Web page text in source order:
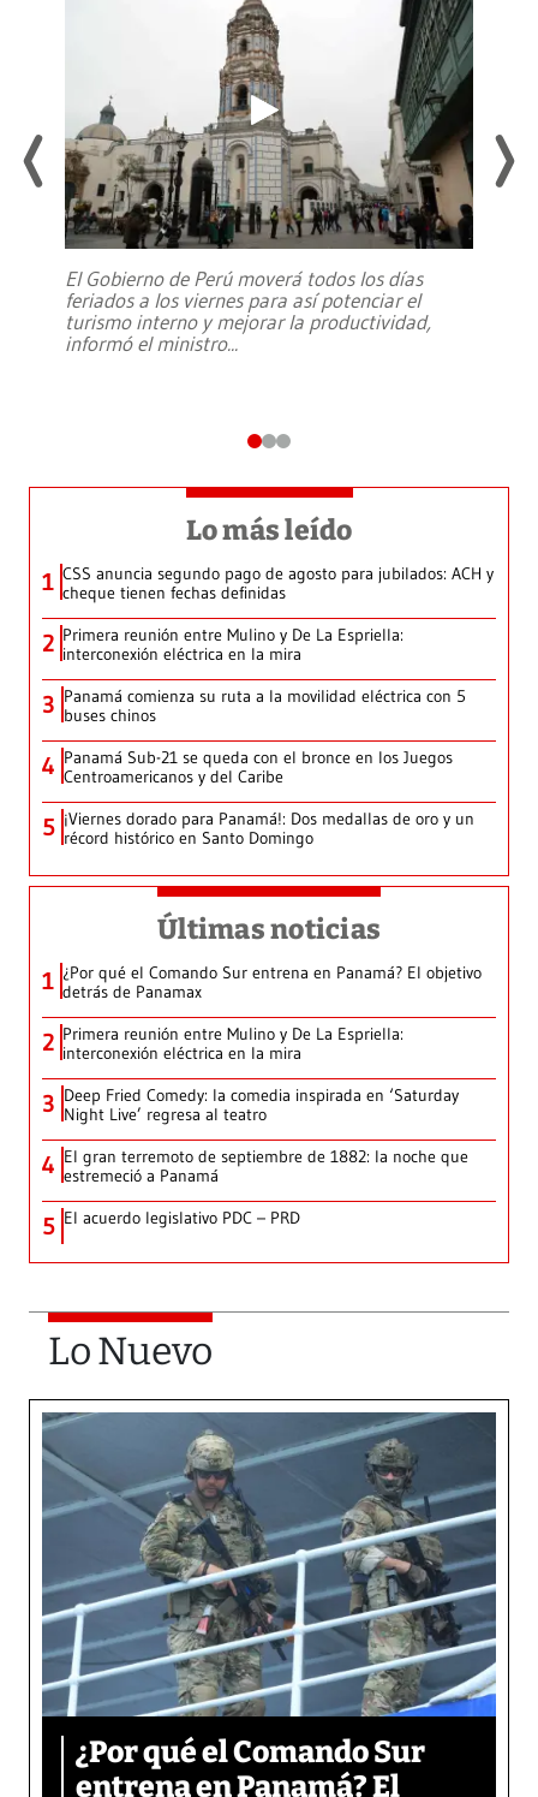
El Gobierno de Perú moverá todos los días
feriados a los viernes para así potenciar el
turismo interno y mejorar la productividad,
informó el ministro...
Lo más leído
1 CSS anuncia segundo pago de agosto para jubilados: ACH y
cheque tienen fechas definidas
2 Primera reunión entre Mulino y De La Espriella:
interconexión eléctrica en la mira
3 Panamá comienza su ruta a la movilidad eléctrica con 5
buses chinos
4 Panamá Sub-21 se queda con el bronce en los Juegos
Centroamericanos y del Caribe
5 ¡Viernes dorado para Panamá!: Dos medallas de oro y un
récord histórico en Santo Domingo
Últimas noticias
1 ¿Por qué el Comando Sur entrena en Panamá? El objetivo
detrás de Panamax
2 Primera reunión entre Mulino y De La Espriella:
interconexión eléctrica en la mira
3 Deep Fried Comedy: la comedia inspirada en ‘Saturday
Night Live’ regresa al teatro
4 El gran terremoto de septiembre de 1882: la noche que
estremeció a Panamá
5 El acuerdo legislativo PDC – PRD
Lo Nuevo
¿Por qué el Comando Sur
entrena en Panamá? El